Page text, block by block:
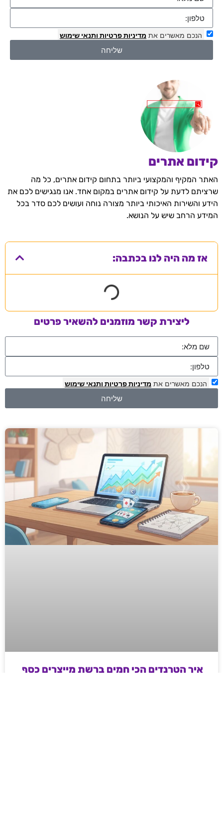
הנכם מאשרים את מדיניות פרטיות ותנאי שימוש
שליחה
קידום אתרים
האתר המקיף והמקצועי ביותר בתחום קידום אתרים, כל מה
שרציתם לדעת על קידום אתרים במקום אחד. אנו מנגישים לכם את
הידע והשירות האיכותי ביותר מצורה נוחה ועושים לכם סדר בכל
המידע הרחב שיש על הנושא.
אז מה היה לנו בכתבה:
ליצירת קשר מוזמנים להשאיר פרטים
הנכם מאשרים את מדיניות פרטיות ותנאי שימוש
שליחה
איך הטרנדים הכי חמים ברשת מייצרים כסף